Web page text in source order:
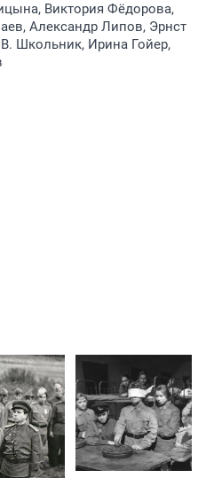
Виктория Фёдорова,
Александр Липов, Эрнст
Школьник, Ирина Гойер,